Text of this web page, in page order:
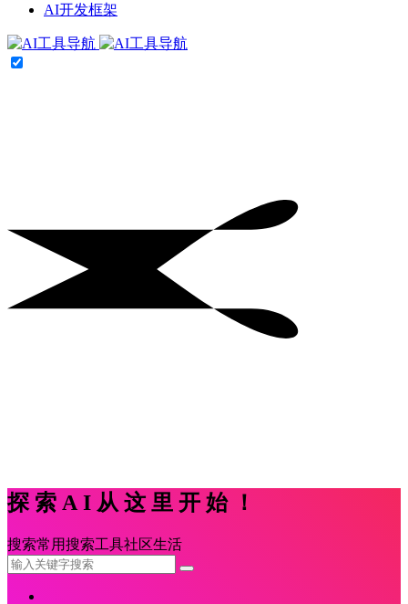
AI开发框架
探索AI从这里开始！
搜索常用搜索工具社区生活